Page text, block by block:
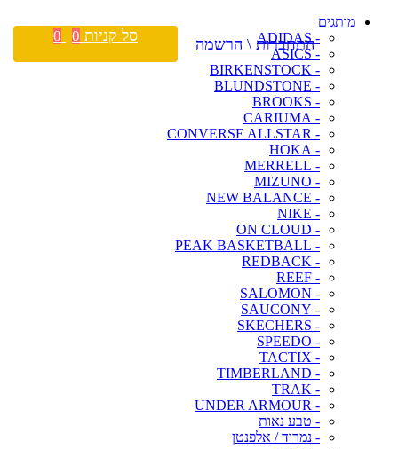
מותגים
- ADIDAS
- ASICS
- BIRKENSTOCK
- BLUNDSTONE
- BROOKS
- CARIUMA
- CONVERSE ALLSTAR
- HOKA
- MERRELL
- MIZUNO
- NEW BALANCE
- NIKE
- ON CLOUD
- PEAK BASKETBALL
- REDBACK
- REEF
- SALOMON
- SAUCONY
- SKECHERS
- SPEEDO
- TACTIX
- TIMBERLAND
- TRAK
- UNDER ARMOUR
- טבע נאות
- נמרוד / אלפנטן
התחברות \ הרשמה סל קניות 0
0